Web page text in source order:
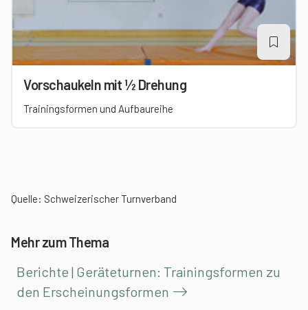
Vorschaukeln mit ½ Drehung
Trainingsformen und Aufbaureihe
Quelle: Schweizerischer Turnverband
Mehr zum Thema
Berichte | Geräteturnen: Trainingsformen zu
den Erscheinungsformen